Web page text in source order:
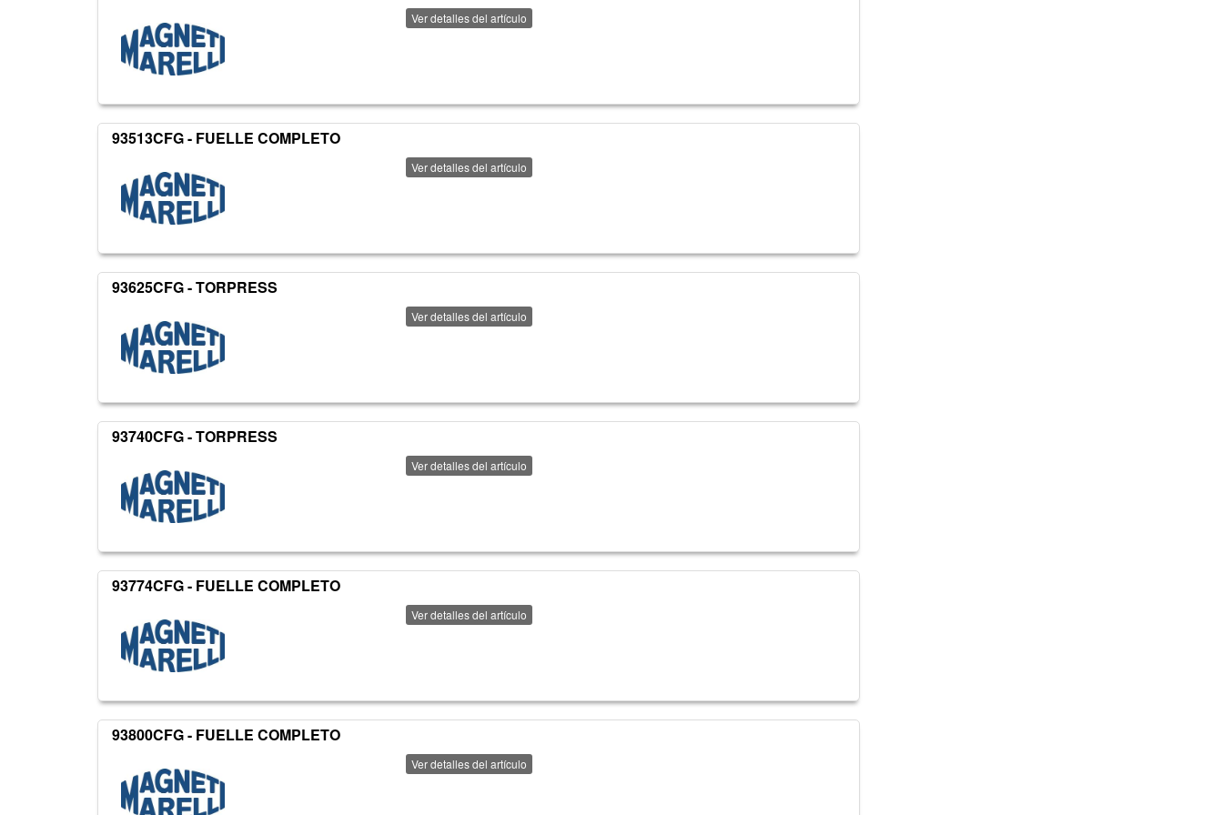
Ver detalles del artículo
93513CFG - FUELLE COMPLETO
Ver detalles del artículo
93625CFG - TORPRESS
Ver detalles del artículo
93740CFG - TORPRESS
Ver detalles del artículo
93774CFG - FUELLE COMPLETO
Ver detalles del artículo
93800CFG - FUELLE COMPLETO
Ver detalles del artículo